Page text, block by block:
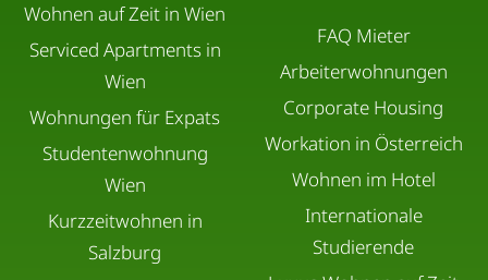
Wohnen auf Zeit in Wien
Serviced Apartments in
Wien
Wohnungen für Expats
Studentenwohnung
Wien
Kurzzeitwohnen in
Salzburg
FAQ Mieter
Arbeiterwohnungen
Corporate Housing
Workation in Österreich
Wohnen im Hotel
Internationale
Studierende